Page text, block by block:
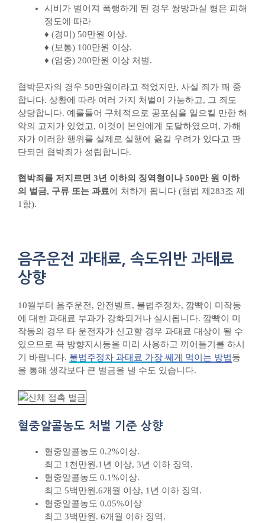
시비가 벌어져 폭행하게 된 경우 쌍방과실 형은 피해
정도에 따라
♦ (경미) 50만원 이상.
♦ (보통) 100만원 이상.
♦ (엄중) 200만원 이상 처벌.
​협박문자의 경우 50만원이라고 적었지만, 사실 죄가 꽤 중
합니다. 상황에 따라 여러 가지 처벌이 가능하고, 그 죄도
상당합니다. 예를들어 구체적으로 공포심을 일으킬 만한 해
악의 고지가 있었고, 이것이 본인에게 도달하였으며, 가해
자가 이러한 행위를 실제로 실행에 옮길 우려가 있다고 판
단되면 협박죄가 성립합니다.
협박죄를 저지르면 3년 이하의 징역형이나 500만 원 이하
의 벌금, 구류 또는 과료에 처하게 됩니다 (형법 제283조 제
1항).
음주운전 과태료, 속도위반 과태료
상향
10월부터 음주운전, 안전벨트, 불법주정차, 깜빡이 미작동
에 대한 과태료 부과가 강화되거나 실시됩니다. 깜빡이 미
작동의 경우 타 운전자가 신고할 경우 과태료 대상이 될 수
있으므로 꼭 방향지시등을 미리 사용하고 끼어들기를 하시
기 바랍니다. 불법주정차 과태료 가장 쎄게 먹이는 방법등
을 통해 생각보다 큰 벌금을 낼 수도 있습니다.
혈중알콜농도 처벌 기준 상향
혈중알콜농도 0.2%이상.
최고 1천만원.1년 이상, 3년 이하 징역.
혈중알콜농도 0.1%이상.
최고 5백만원.6개월 이상, 1년 이하 징역.
혈중알콜농도 0.05%이상
최고 3백만원. 6개월 이하 징역.